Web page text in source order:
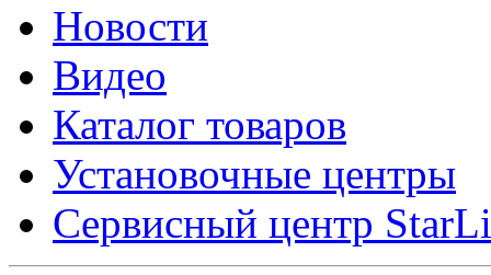
Новости
Видео
Каталог товаров
Установочные центры
Сервисный центр